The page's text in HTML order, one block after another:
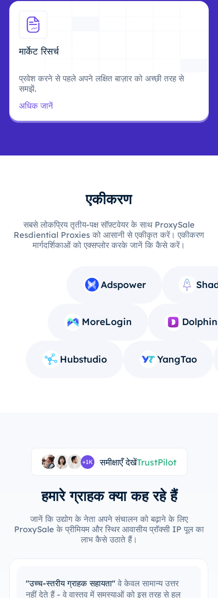
मार्केट रिसर्च
प्रवेश करने से पहले अपने लक्षित बाज़ार को अच्छी तरह से
समझें.
अधिक जानें
एकीकरण
सबसे लोकप्रिय तृतीय-पक्ष सॉफ़्टवेयर के साथ ProxySale
Resdiential Proxies को आसानी से एकीकृत करें। एकीकरण
मार्गदर्शिकाओं को एक्सप्लोर करके जानें कि कैसे करें।
Adspower
MoreLogin
Hubstudio YangTao
+1K समीक्षाएँ देखेंTrustPilot
हमारे ग्राहक क्या कह रहे हैं
जानें कि उद्योग के नेता अपने संचालन को बढ़ाने के लिए
ProxySale के प्रीमियम और स्थिर आवासीय प्रॉक्सी IP पूल का
लाभ कैसे उठाते हैं।
"मेरे उपकरणों के साथ एकीकृत करना आसान है"मैं
आसानी से ProxySale को अपने मौजूदा सेटअप में